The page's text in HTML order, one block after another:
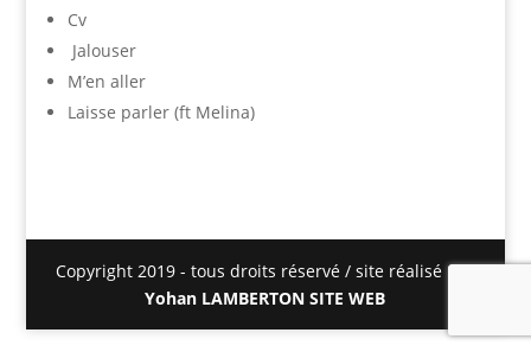
Cv
Jalouser
M’en aller
Laisse parler (ft Melina)
Copyright 2019 - tous droits réservé / site réalisé par
Yohan LAMBERTON SITE WEB